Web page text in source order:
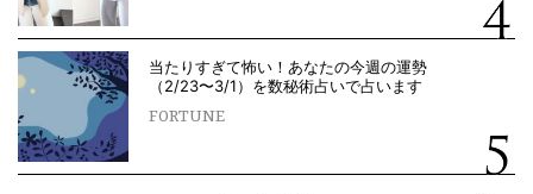
当たりすぎて怖い！あなたの今週の運勢
（2/23〜3/1）を数秘術占いで占います
FORTUNE